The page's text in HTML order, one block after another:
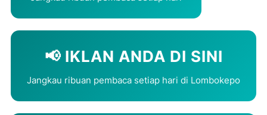
📢 IKLAN ANDA DI SINI
Jangkau ribuan pembaca setiap hari di Lombokepo